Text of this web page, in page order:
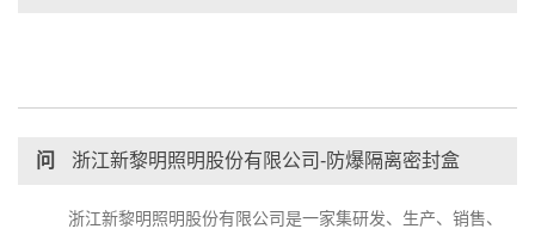
问 浙江新黎明照明股份有限公司-防爆隔离密封盒
浙江新黎明照明股份有限公司是一家集研发、生产、销售、